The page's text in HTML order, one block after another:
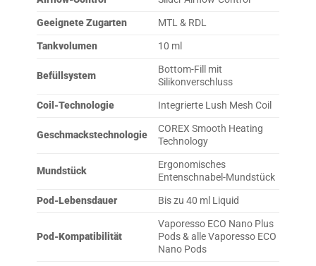
Geeignete Zugarten
MTL & RDL
Tankvolumen
10 ml
Befüllsystem
Bottom-Fill mit
Silikonverschluss
Coil-Technologie
Integrierte Lush Mesh Coil
Geschmackstechnologie
COREX Smooth Heating
Technology
Mundstück
Ergonomisches
Entenschnabel-Mundstück
Pod-Lebensdauer
Bis zu 40 ml Liquid
Pod-Kompatibilität
Vaporesso ECO Nano Plus
Pods & alle Vaporesso ECO
Nano Pods